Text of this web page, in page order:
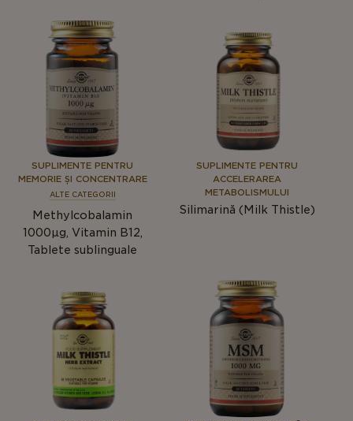
SUPLIMENTE PENTRU
MEMORIE ȘI CONCENTRARE
ALTE CATEGORII
Methylcobalamin
1000μg, Vitamin B12,
Tablete sublinguale
SUPLIMENTE PENTRU
ACCELERAREA
METABOLISMULUI
Silimarină (Milk Thistle)